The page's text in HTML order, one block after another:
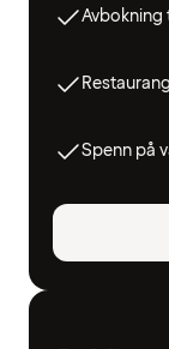
Avbokning
Spenn på